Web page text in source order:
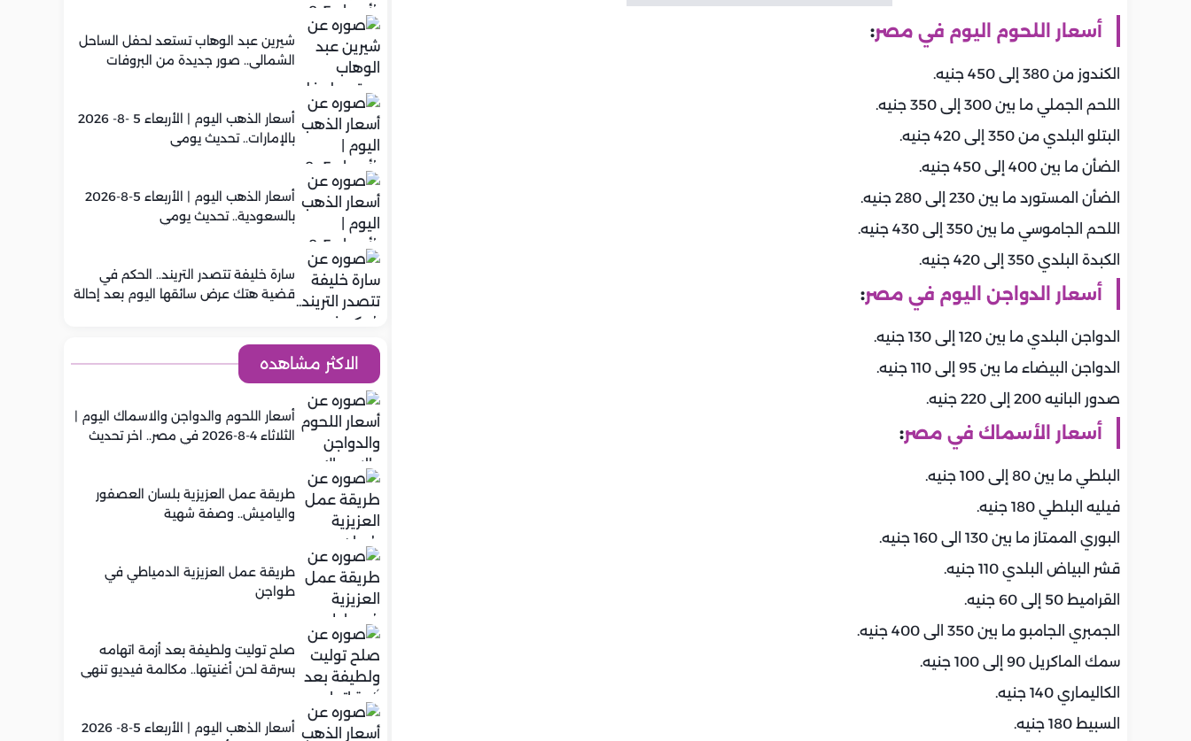
أسعار اللحوم اليوم في مصر:
الكندوز من 380 إلى 450 جنيه.
اللحم الجملي ما بين 300 إلى 350 جنيه.
البتلو البلدي من 350 إلى 420 جنيه.
الضأن ما بين 400 إلى 450 جنيه.
الضأن المستورد ما بين 230 إلى 280 جنيه.
اللحم الجاموسي ما بين 350 إلى 430 جنيه.
الكبدة البلدي 350 إلى 420 جنيه.
أسعار الدواجن اليوم في مصر:
الدواجن البلدي ما بين 120 إلى 130 جنيه.
الدواجن البيضاء ما بين 95 إلى 110 جنيه.
صدور البانيه 200 إلى 220 جنيه.
أسعار الأسماك في مصر:
البلطي ما بين 80 إلى 100 جنيه.
فيليه البلطي 180 جنيه.
البوري الممتاز ما بين 130 الى 160 جنيه.
قشر البياض البلدي 110 جنيه.
القراميط 50 إلى 60 جنيه.
الجمبري الجامبو ما بين 350 الى 400 جنيه.
سمك الماكريل 90 إلى 100 جنيه.
الكاليماري 140 جنيه.
السبيط 180 جنيه.
شيرين عبد الوهاب تستعد لحفل الساحل
الشمالي.. صور جديدة من البروفات
أسعار الذهب اليوم | الأربعاء 5 -8- 2026
بالإمارات.. تحديث يومي
أسعار الذهب اليوم | الأربعاء 5-8-2026
بالسعودية.. تحديث يومي
سارة خليفة تتصدر التريند.. الحكم في
قضية هتك عرض سائقها اليوم بعد إحالة
الاكثر مشاهده
أسعار اللحوم والدواجن والاسماك اليوم |
الثلاثاء 4-8-2026 في مصر.. اخر تحديث
طريقة عمل العزيزية بلسان العصفور
والياميش.. وصفة شهية
طريقة عمل العزيزية الدمياطي في
طواجن
صلح توليت ولطيفة بعد أزمة اتهامه
بسرقة لحن أغنيتها.. مكالمة فيديو تنهي
أسعار الذهب اليوم | الأربعاء 5-8- 2026